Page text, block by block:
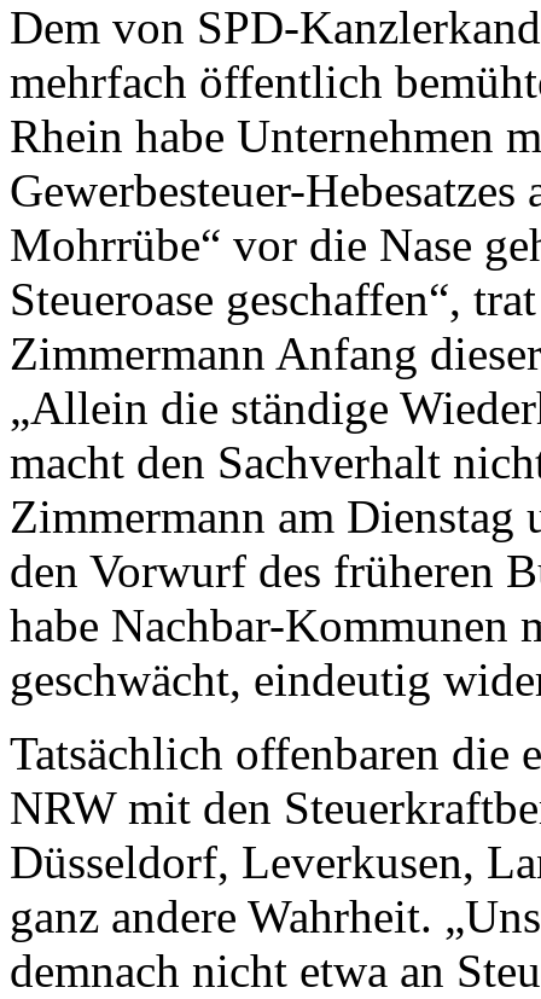
Dem von SPD-
mehrfach öffentlich
Rhein habe Unternehmen
Gewerbesteuer-
Mohrrübe“ vor die Nase
Steueroase geschaffen“,
Zimmermann Anfang
„Allein die ständige
macht den Sachverhalt
Zimmermann am Dienstag
den Vorwurf des früheren
habe Nachbar-Kommunen
geschwächt, eindeutig
Tatsächlich offenbaren die
NRW mit den
Düsseldorf, Leverkusen,
ganz andere Wahrheit.
demnach nicht etwa an